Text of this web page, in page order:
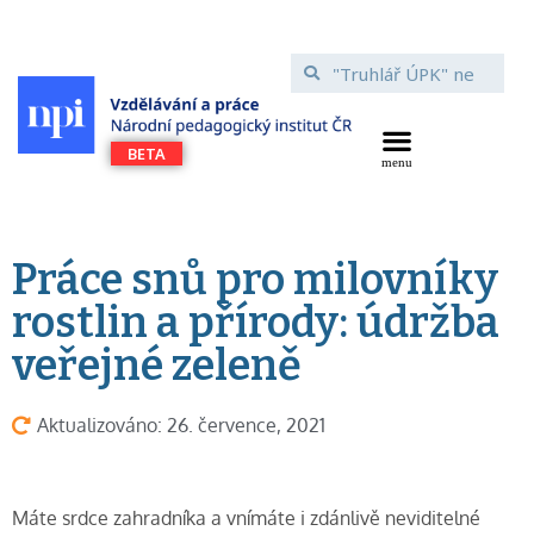
Práce snů pro milovníky
rostlin a přírody: údržba
veřejné zeleně
Aktualizováno: 26. července, 2021
Máte srdce zahradníka a vnímáte i zdánlivě neviditelné